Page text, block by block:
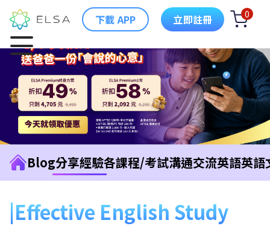
下載 APP 立即註冊 0
Blog分享經驗各課程/考試溝通交流英語英語
Effective English Study